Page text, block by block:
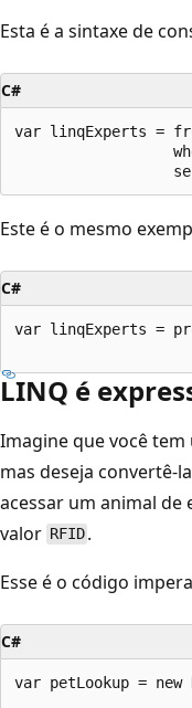
Esta é a sintaxe de
C#
var linqExperts =
Este é o mesmo
C#
var linqExperts =
LINQ é
Imagine que você tem
mas deseja convertê-
acessar um animal de
valor RFID .
Esse é o código
C#
var petLookup =